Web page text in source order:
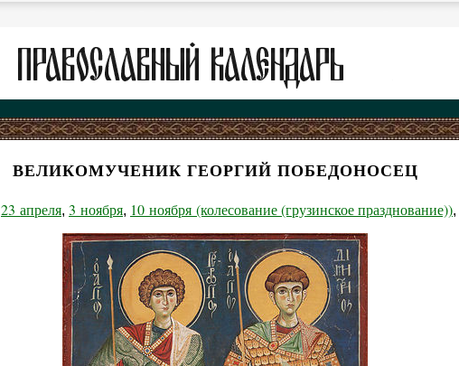
ВЕЛИКОМУЧЕНИК ГЕОРГИЙ ПОБЕДОНОСЕЦ
23 апреля, 3 ноября, 10 ноября (колесование (грузинское празднование)),